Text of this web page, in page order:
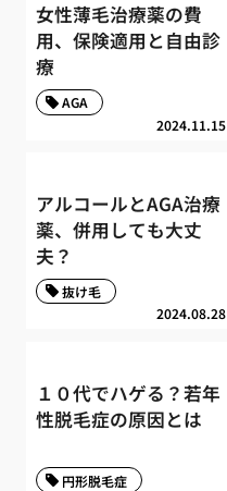
女性薄毛治療薬の費
用、保険適用と自由診
療
2024.11.15
AGA
アルコールとAGA治療
薬、併用しても大丈
夫？
2024.08.28
抜け毛
１０代でハゲる？若年
性脱毛症の原因とは
円形脱毛症